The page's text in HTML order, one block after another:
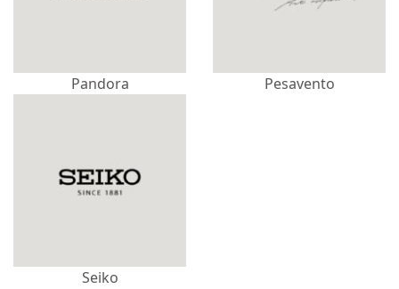
Pandora Pesavento
Seiko